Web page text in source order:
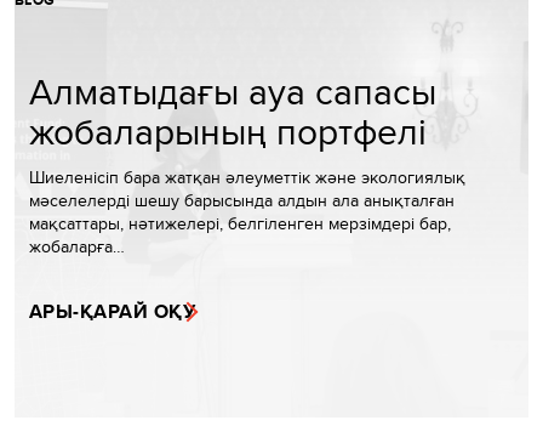
Алматыдағы ауа сапасы
жобаларының портфелі
Шиеленісіп бара жатқан әлеуметтік және экологиялық
мәселелерді шешу барысында алдын ала анықталған
мақсаттары, нәтижелері, белгіленген мерзімдері бар,
жобаларға…
АРЫ-ҚАРАЙ ОҚУ